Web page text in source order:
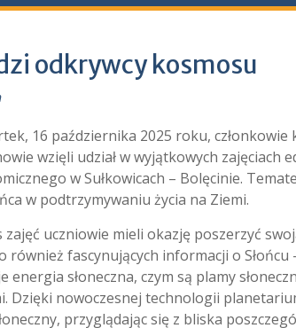
odkrywcy kosmosu
16 października 2025 roku,
wzięli udział w wyjątkowych
w Sułkowicach – Bolęcinie.
w podtrzymywaniu życia na Ziemi.
zajęć uczniowie mieli okazję poszerzyć
również fascynujących informacji o
energia słoneczna, czym są plamy
Dzięki nowoczesnej technologii
przyglądając się z bliska